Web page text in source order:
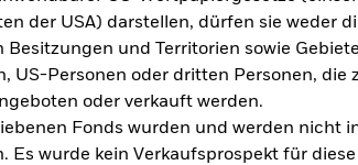
der USA) darstellen, dürfen sie weder
Besitzungen und Territorien sowie
US-Personen oder dritten Personen, die
oder verkauft werden.
Fonds wurden und werden nicht
Es wurde kein Verkaufsprospekt für